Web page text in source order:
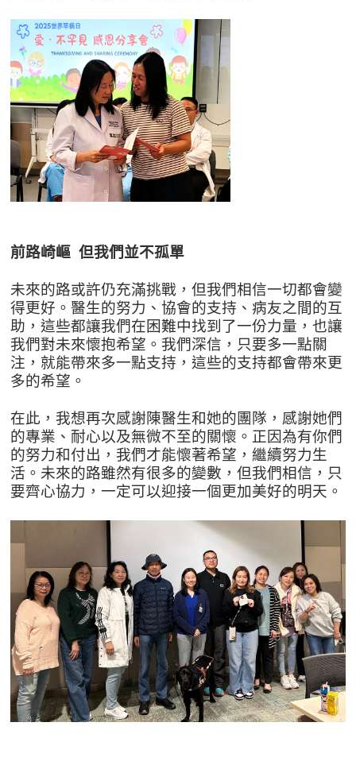
前路崎嶇 但我們並不孤單
未來的路或許仍充滿挑戰，但我們相信一切都會變
得更好。醫生的努力、協會的支持、病友之間的互
助，這些都讓我們在困難中找到了一份力量，也讓
我們對未來懷抱希望。我們深信，只要多一點關
注，就能帶來多一點支持，這些的支持都會帶來更
多的希望。
在此，我想再次感謝陳醫生和她的團隊，感謝她們
的專業、耐心以及無微不至的關懷。正因為有你們
的努力和付出，我們才能懷著希望，繼續努力生
活。未來的路雖然有很多的變數，但我們相信，只
要齊心協力，一定可以迎接一個更加美好的明天。